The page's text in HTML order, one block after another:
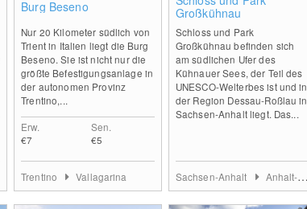
Burg Beseno
Nur 20 Kilometer südlich von
Trient in Italien liegt die Burg
Beseno. Sie ist nicht nur die
größte Befestigungsanlage in
der autonomen Provinz
Trentino,...
Erw.
€7
Sen.
€5
Trentino Vallagarina
Großkühnau
Schloss und Park
Großkühnau befinden sich
am südlichen Ufer des
Kühnauer Sees, der Teil des
UNESCO-Welterbes ist und in
der Region Dessau-Roßlau in
Sachsen-Anhalt liegt. Das...
Sachsen-Anhalt Anhalt-Dessau-Wittenberg